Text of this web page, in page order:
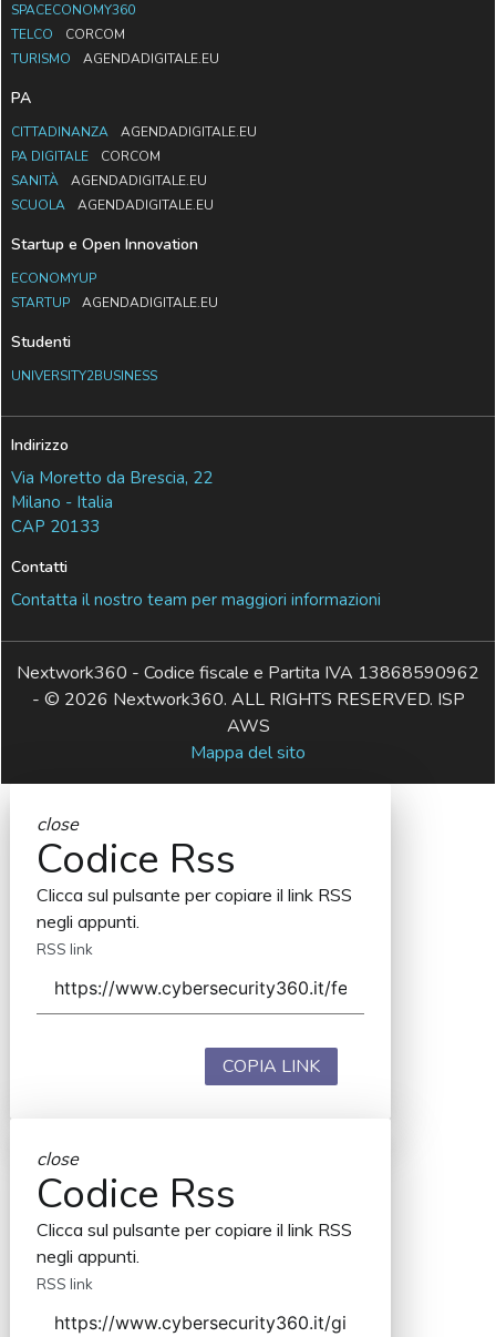
SPACECONOMY360
TELCO
CORCOM
TURISMO
AGENDADIGITALE.EU
PA
CITTADINANZA
AGENDADIGITALE.EU
PA DIGITALE
CORCOM
SANITÀ
AGENDADIGITALE.EU
SCUOLA
AGENDADIGITALE.EU
Startup e Open Innovation
ECONOMYUP
STARTUP
AGENDADIGITALE.EU
Studenti
UNIVERSITY2BUSINESS
Indirizzo
Via Moretto da Brescia, 22
Milano - Italia
CAP 20133
Contatti
Contatta il nostro team per maggiori informazioni
Nextwork360 - Codice fiscale e Partita IVA 13868590962
- © 2026 Nextwork360. ALL RIGHTS RESERVED. ISP
AWS
Mappa del sito
close
Codice Rss
Clicca sul pulsante per copiare il link RSS
negli appunti.
RSS link
COPIA LINK
close
Codice Rss
Clicca sul pulsante per copiare il link RSS
negli appunti.
RSS link